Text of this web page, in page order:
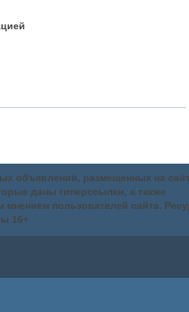
объявлений, размещенных на
даны гиперссылки, а также
пользователей сайта.
16+